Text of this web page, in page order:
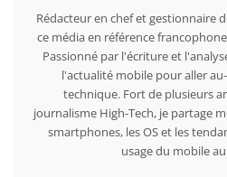
Rédacteur en chef et gestionnaire
ce média en référence
Passionné par l'écriture et
l'actualité mobile pour aller
technique. Fort de plusieurs
journalisme High-Tech, je partage
smartphones, les OS et les
usage du mobile